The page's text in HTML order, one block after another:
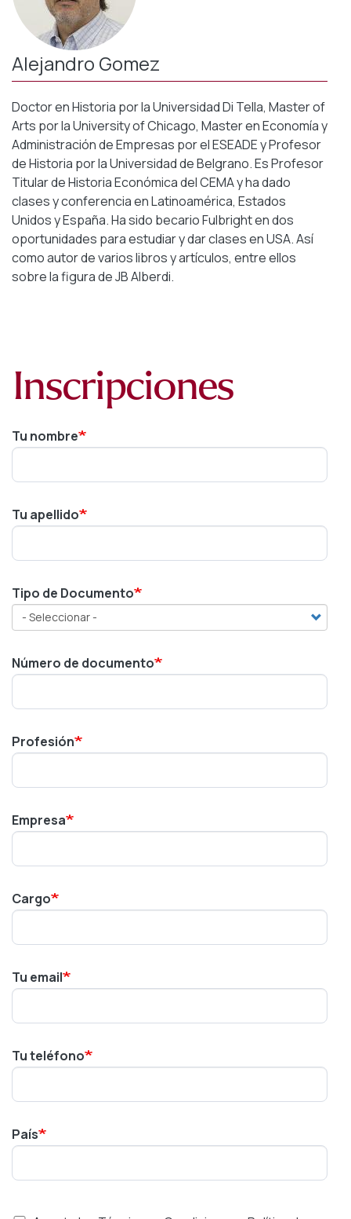
Alejandro Gomez
Doctor en Historia por la Universidad Di Tella, Master of
Arts por la University of Chicago, Master en Economía y
Administración de Empresas por el ESEADE y Profesor
de Historia por la Universidad de Belgrano. Es Profesor
Titular de Historia Económica del CEMA y ha dado
clases y conferencia en Latinoamérica, Estados
Unidos y España. Ha sido becario Fulbright en dos
oportunidades para estudiar y dar clases en USA. Así
como autor de varios libros y artículos, entre ellos
sobre la figura de JB Alberdi.
Inscripciones
Tu nombre
Tu apellido
Tipo de Documento
Número de documento
Profesión
Empresa
Cargo
Tu email
Tu teléfono
País